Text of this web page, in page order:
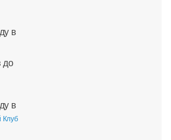
до
в
Клуб